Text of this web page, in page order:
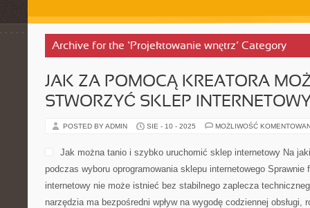
Archive for the ‘Projektowanie wnętrz’ Category
JAK ZA POMOCĄ KREATORA
STWORZYĆ SKLEP
POSTED BY ADMIN SIE - 10 - 2025 MOŻLIWOŚĆ
Jak można tanio i szybko uruchomić sklep internetowy Na
podczas wyboru oprogramowania sklepu internetowego Sprawnie
internetowy nie może istnieć bez stabilnego zaplecza
narzędzia ma bezpośredni wpływ na wygodę codziennej obsługi,